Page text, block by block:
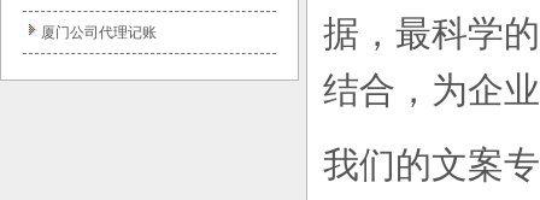
厦门公司代理记账
据，最科学
结合，为企
我们的文案